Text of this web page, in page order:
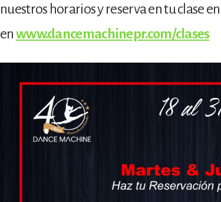
nuestros horarios y reserva en tu clase
enwww.dancemachinepr.com/clases